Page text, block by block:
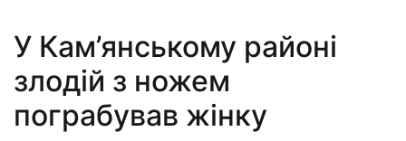
У Кам’янському районі
злодій з ножем
пограбував жінку